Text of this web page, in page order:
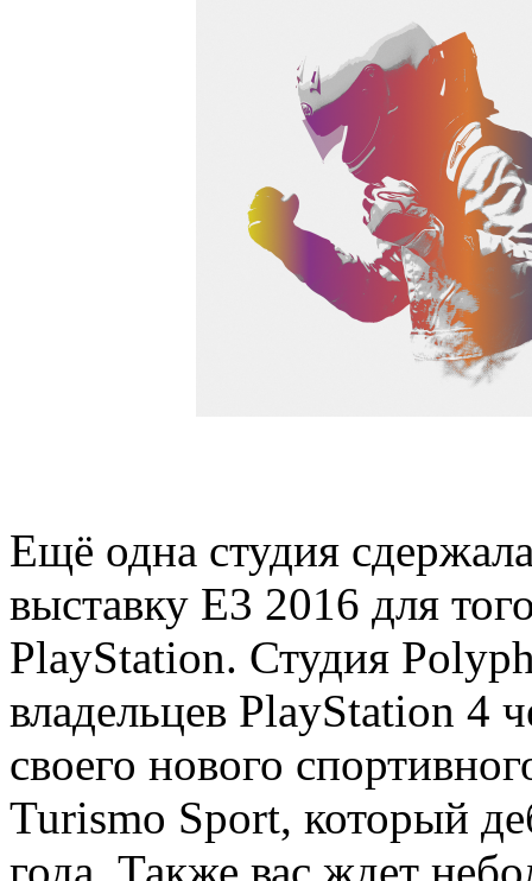
Ещё одна студия
выставку E3 2016 для
PlayStation. Студия
владельцев PlayStation 4
своего нового
Turismo Sport, который